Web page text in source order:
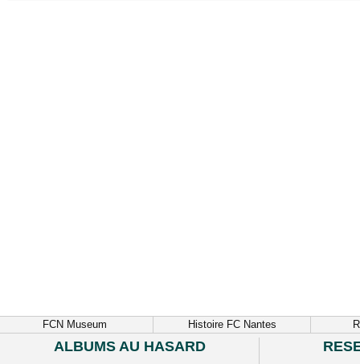
FCN Museum Histoire FC Nantes
ALBUMS AU HASARD